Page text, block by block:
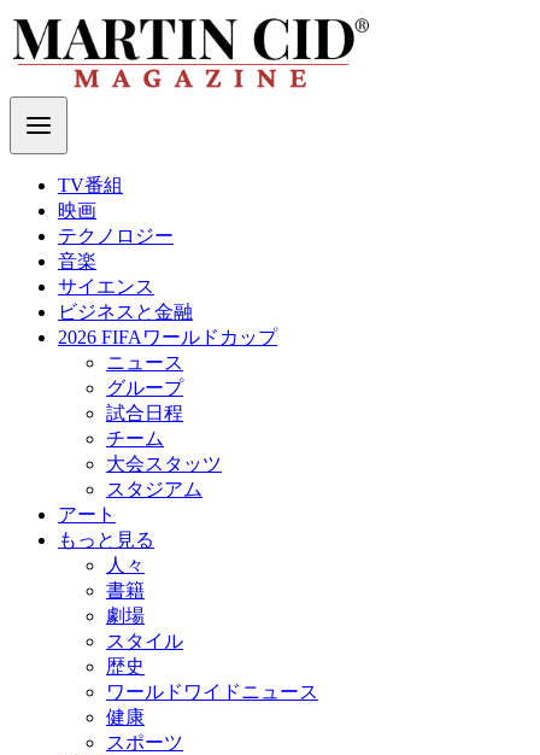
TV番組
映画
テクノロジー
音楽
サイエンス
ビジネスと金融
2026 FIFAワールドカップ
ニュース
グループ
試合日程
チーム
大会スタッツ
スタジアム
アート
もっと見る
人々
書籍
劇場
スタイル
歴史
ワールドワイドニュース
健康
スポーツ